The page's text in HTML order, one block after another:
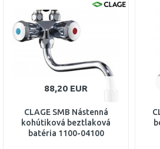
88,20 EUR
CLAGE SMB Nástenná
kohútiková beztlaková
batéria 1100-04100